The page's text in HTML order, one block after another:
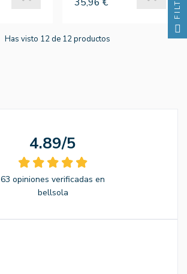
Has visto 12 de 12 productos
4.89/5
63 opiniones verificadas en
bellsola